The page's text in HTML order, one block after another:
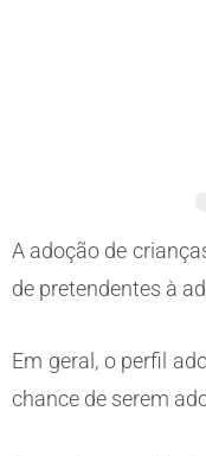
A adoção de
de pretendentes à
Em geral, o perfil
chance de serem